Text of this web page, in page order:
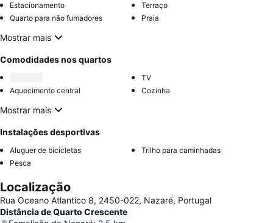
Estacionamento
Terraço
Quarto para não fumadores
Praia
Mostrar mais
Comodidades nos quartos
TV
Aquecimento central
Cozinha
Mostrar mais
Instalações desportivas
Aluguer de bicicletas
Trilho para caminhadas
Pesca
Localização
Rua Oceano Atlantico 8, 2450-022, Nazaré, Portugal
Distância de Quarto Crescente